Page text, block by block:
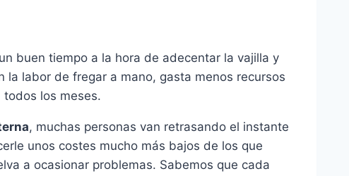
buen tiempo a la hora de adecentar la vajilla y
labor de fregar a mano, gasta menos recursos
los meses.
, muchas personas van retrasando el instante
unos costes mucho más bajos de los que
a ocasionar problemas. Sabemos que cada